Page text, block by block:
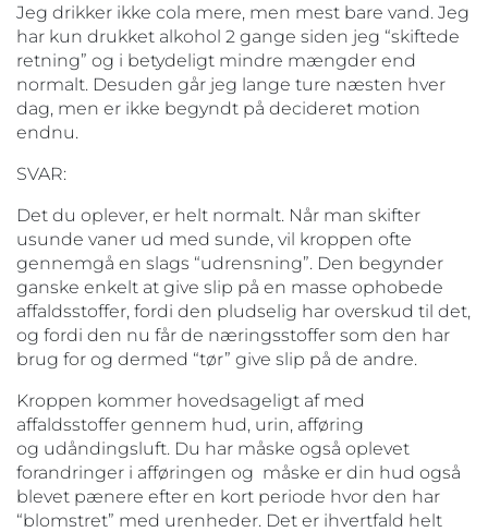
Jeg drikker ikke cola mere, men mest bare vand. Jeg
har kun drukket alkohol 2 gange siden jeg “skiftede
retning” og i betydeligt mindre mængder end
normalt. Desuden går jeg lange ture næsten hver
dag, men er ikke begyndt på decideret motion
endnu.
SVAR:
Det du oplever, er helt normalt. Når man skifter
usunde vaner ud med sunde, vil kroppen ofte
gennemgå en slags “udrensning”. Den begynder
ganske enkelt at give slip på en masse ophobede
affaldsstoffer, fordi den pludselig har overskud til det,
og fordi den nu får de næringsstoffer som den har
brug for og dermed “tør” give slip på de andre.
Kroppen kommer hovedsageligt af med
affaldsstoffer gennem hud, urin, afføring
og udåndingsluft. Du har måske også oplevet
forandringer i afføringen og måske er din hud også
blevet pænere efter en kort periode hvor den har
“blomstret” med urenheder. Det er ihvertfald helt